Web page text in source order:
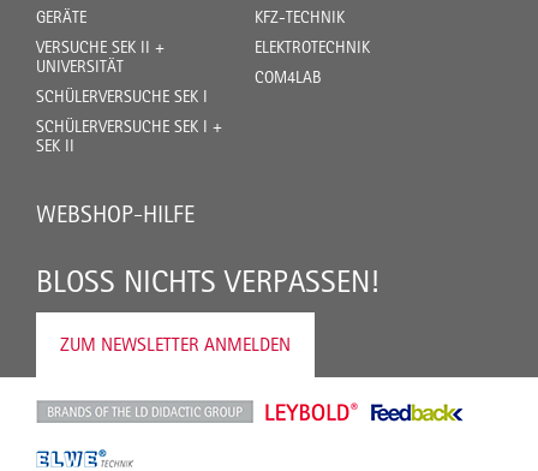
GERÄTE
VERSUCHE SEK II +
UNIVERSITÄT
SCHÜLERVERSUCHE SEK I
SCHÜLERVERSUCHE SEK I +
SEK II
KFZ-TECHNIK
ELEKTROTECHNIK
COM4LAB
WEBSHOP-HILFE
BLOSS NICHTS VERPASSEN!
ZUM NEWSLETTER ANMELDEN